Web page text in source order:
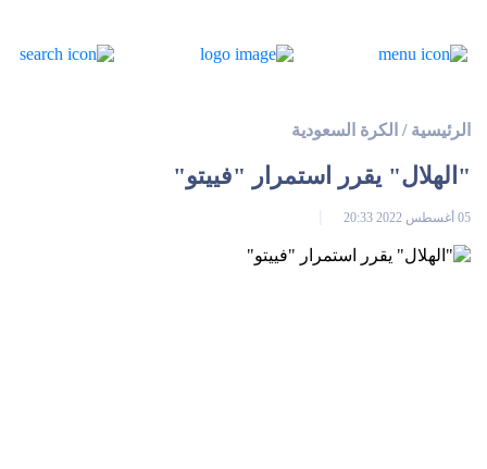
الرئيسية / الكرة السعودية
"الهلال" يقرر استمرار "فييتو"
05 أغسطس 2022 20:33